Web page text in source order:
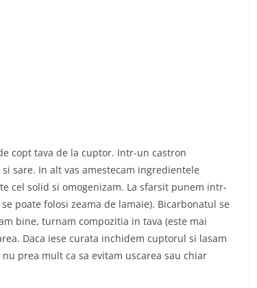
copt tava de la cuptor. Intr-un castron
sare. In alt vas amestecam ingredientele
cel solid si omogenizam. La sfarsit punem intr-
poate folosi zeama de lamaie). Bicarbonatul se
bine, turnam compozitia in tava (este mai
Daca iese curata inchidem cuptorul si lasam
prea mult ca sa evitam uscarea sau chiar